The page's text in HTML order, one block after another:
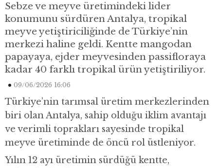
Sebze ve meyve üretimindeki lider
konumunu sürdüren Antalya, tropikal
meyve yetiştiriciliğinde de Türkiye’nin
merkezi haline geldi. Kentte mangodan
papayaya, ejder meyvesinden passifloraya
kadar 40 farklı tropikal ürün yetiştiriliyor.
09/06/2026 16:06
Türkiye’nin tarımsal üretim merkezlerinden
biri olan Antalya, sahip olduğu iklim avantajı
ve verimli toprakları sayesinde tropikal
meyve üretiminde de öncü rol üstleniyor.
Yılın 12 ayı üretimin sürdüğü kentte,